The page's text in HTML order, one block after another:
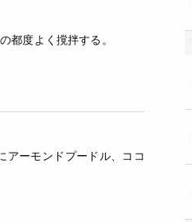
都度よく撹拌する。
アーモンドプードル、ココ